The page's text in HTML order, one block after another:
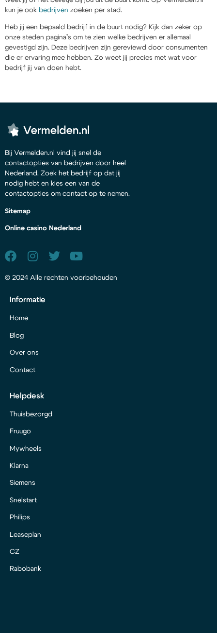
kun je ook bedrijven zoeken per stad.
Heb jij een bepaald bedrijf in de buurt nodig? Kijk dan zeker op
onze steden pagina’s om te zien welke bedrijven er allemaal
gevestigd zijn. Deze bedrijven zijn gereviewd door consumenten
die er ervaring mee hebben. Zo weet jij precies met wat voor
bedrijf jij van doen hebt.
Bij Vermelden.nl vind jij snel de
contactopties van bedrijven door heel
Nederland. Zoek het bedrijf op dat jij
nodig hebt en kies een van de
contactopties om contact op te nemen.
Sitemap
Online casino Nederland
© 2024 Alle rechten voorbehouden
Informatie
Home
Blog
Over ons
Contact
Helpdesk
Thuisbezorgd
Fruugo
Mywheels
Klarna
Siemens
Snelstart
Philips
Leaseplan
CZ
Rabobank